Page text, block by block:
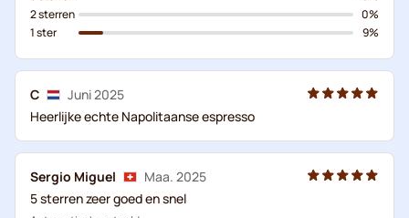
2 sterren
1 ster
0%
9%
C
Juni 2025
Heerlijke echte Napolitaanse espresso
Sergio Miguel
Maa. 2025
5 sterren zeer goed en snel